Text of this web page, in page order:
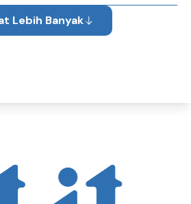
Lebih Banyak